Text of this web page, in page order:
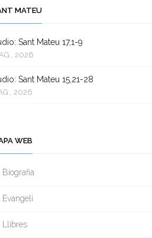
MATEU
Sant Mateu 17,1-9
2026
Sant Mateu 15,21-28
2026
WEB
Biografia
Evangeli
Llibres